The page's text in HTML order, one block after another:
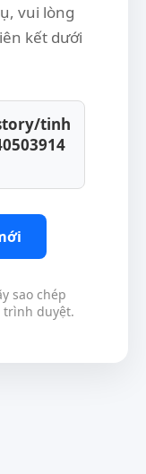
vui lòng
kết dưới
tinh
sao chép
duyệt.